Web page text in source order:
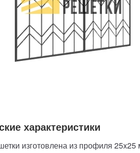
характеристики
изготовлена из профиля 25x25